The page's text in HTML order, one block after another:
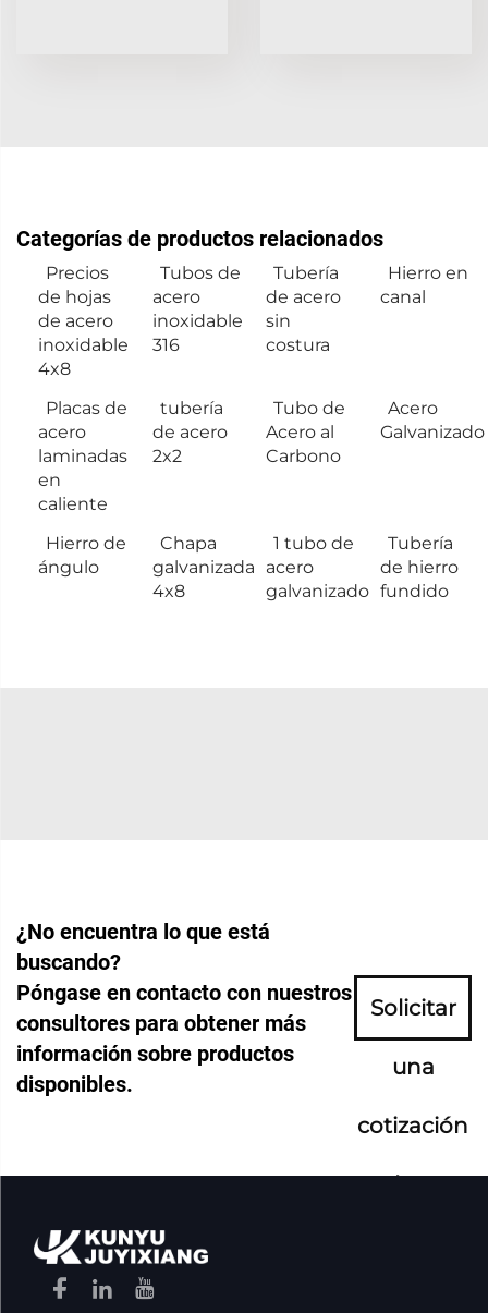
Categorías de productos relacionados
Precios
de hojas
de acero
inoxidable
4x8
Tubos de
acero
inoxidable
316
Tubería
de acero
sin
costura
Hierro en
canal
Placas de
acero
laminadas
en
caliente
tubería
de acero
2x2
Tubo de
Acero al
Carbono
Acero
Galvanizado
Hierro de
ángulo
Chapa
galvanizada
4x8
1 tubo de
acero
galvanizado
Tubería
de hierro
fundido
¿No encuentra lo que está
buscando?
Póngase en contacto con nuestros
consultores para obtener más
información sobre productos
disponibles.
Solicitar
una
cotización
ahora